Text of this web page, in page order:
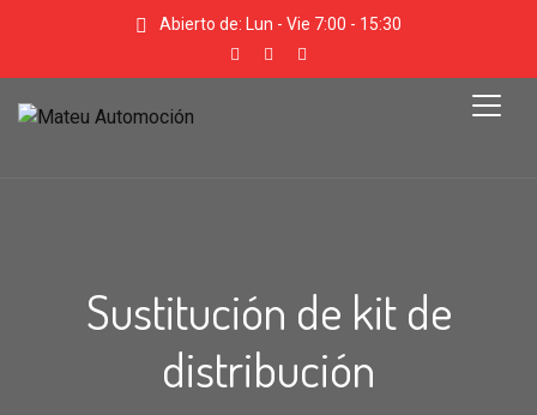
Abierto de: Lun - Vie 7:00 - 15:30
Sustitución de kit de
distribución